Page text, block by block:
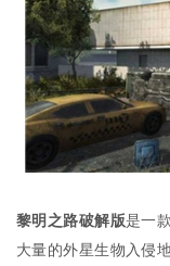
黎明之路破解版是一
大量的外星生物入侵